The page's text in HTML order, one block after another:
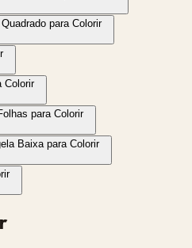
para Colorir
Colorir
para Colorir
Baixa para Colorir